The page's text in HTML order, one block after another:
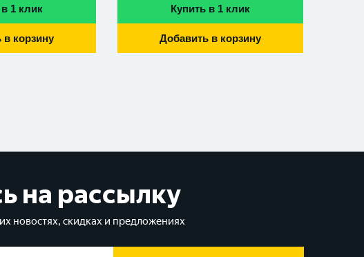
1 клик
в корзину
Купить в 1 клик
Добавить в корзину
на рассылку
новостях, скидках и предложениях